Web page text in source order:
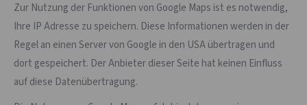
Zur Nutzung der Funktionen von Google Maps ist es notwendig,
Ihre IP Adresse zu speichern. Diese Informationen werden in der
Regel an einen Server von Google in den USA übertragen und
dort gespeichert. Der Anbieter dieser Seite hat keinen Einfluss
auf diese Datenübertragung.